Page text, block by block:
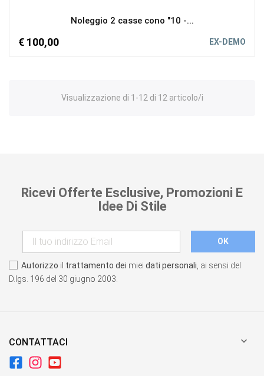
Noleggio 2 casse cono "10 -...
€ 100,00 EX-DEMO
Visualizzazione di 1-12 di 12 articolo/i
Ricevi Offerte Esclusive, Promozioni E
Idee Di Stile
Autorizzo il trattamento dei miei dati personali , ai sensi del
D.lgs. 196 del 30 giugno 2003.
CONTATTACI 